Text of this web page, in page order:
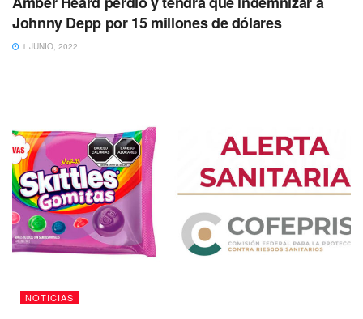
Johnny Depp por 15 millones de dólares
1 JUNIO, 2022
NOTICIAS